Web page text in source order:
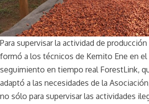
Para supervisar la actividad de producción
formó a los técnicos de Kemito Ene en
seguimiento en tiempo real ForestLink,
adaptó a las necesidades de la
no sólo para supervisar las actividades